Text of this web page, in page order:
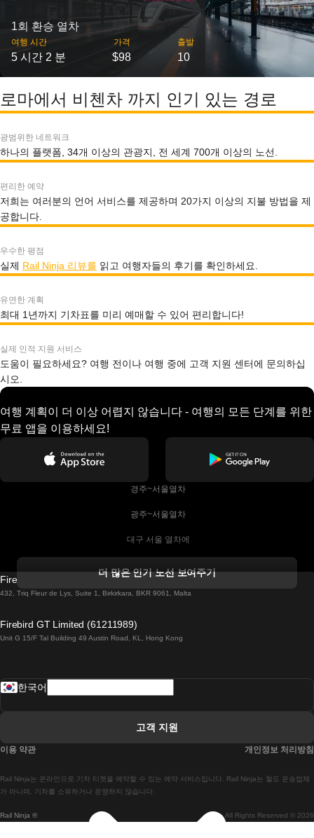
1회 환승 열차
여행 시간
5 시간 2 분
가격
$98
출발
10
로마에서 비첸차 까지 인기 있는 경로
광범위한 네트워크
하나의 플랫폼, 34개 이상의 관광지, 전 세계 700개 이상의 노선.
편리한 예약
저희는 여러분의 언어 서비스를 제공하며 20가지 이상의 지불 방법을 제
공합니다.
우수한 평점
실제 Rail Ninja 리뷰를 읽고 여행자들의 후기를 확인하세요.
유연한 계획
최대 1년까지 기차표를 미리 예매할 수 있어 편리합니다!
실제 인적 지원 서비스
도움이 필요하세요? 여행 전이나 여행 중에 고객 지원 센터에 문의하십
시오.
여행 계획이 더 이상 어렵지 않습니다 - 여행의 모든 단계를 위한
무료 앱을 이용하세요!
경주~서울열차
광주~서울열차
대구 서울 열차에
더블린에서 골웨이 열차
로마에서 나폴리 열차
마드리드-리스본 열차
마드리드에서 바르셀로나로 가는 고속 열차
더 많은 인기 노선 보여주기
Firebird GT Limited (OC 1451)
432, Triq Fleur de Lys, Suite 1, Birkirkara, BKR 9061, Malta
Firebird GT Limited (61211989)
Unit G 15/F Tal Building 49 Austin Road, KL, Hong Kong
Rail Ninja ® All Rights Reserved © 2026
Rail Ninja는 온라인으로 기차 티켓을 예약할 수 있는 예약 서비스입니다. Rail Ninja는 철도 운송업체
가 아니며, 기차를 소유하거나 운영하지 않습니다.
한국어
고객 지원
이용 약관 개인정보 처리방침